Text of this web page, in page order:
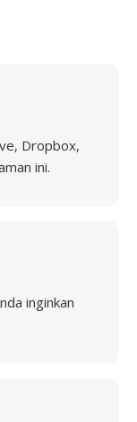
Dropbox,
ini.
inginkan